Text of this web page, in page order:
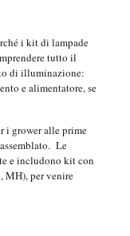
i kit di lampade
tutto il
di illuminazione:
e alimentatore, se
i grower alle prime
Le
e includono kit con
MH), per venire